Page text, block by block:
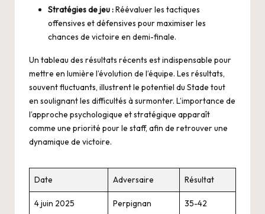
Stratégies de jeu :Réévaluer les tactiques
offensives et défensives pour maximiser les
chances de victoire en demi-finale.
Un tableau des résultats récents est indispensable pour
mettre en lumière l’évolution de l’équipe. Les résultats,
souvent fluctuants, illustrent le potentiel du Stade tout
en soulignant les difficultés à surmonter. L’importance de
l’approche psychologique et stratégique apparaît
comme une priorité pour le staff, afin de retrouver une
dynamique de victoire.
Date Adversaire Résultat
4 juin 2025 Perpignan 35-42